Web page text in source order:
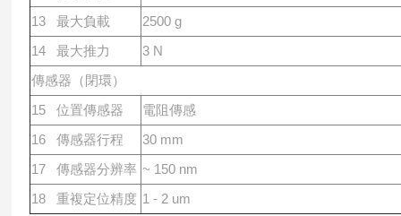
13 最⼤負載
2500 g
14 最⼤推⼒
3 N
傳感器（閉環）
15 位置傳感器
電阻傳感
16 傳感器⾏程
30 mm
17 傳感器分辨率 ~ 150 nm
18 重複定位精度 1 - 2 um